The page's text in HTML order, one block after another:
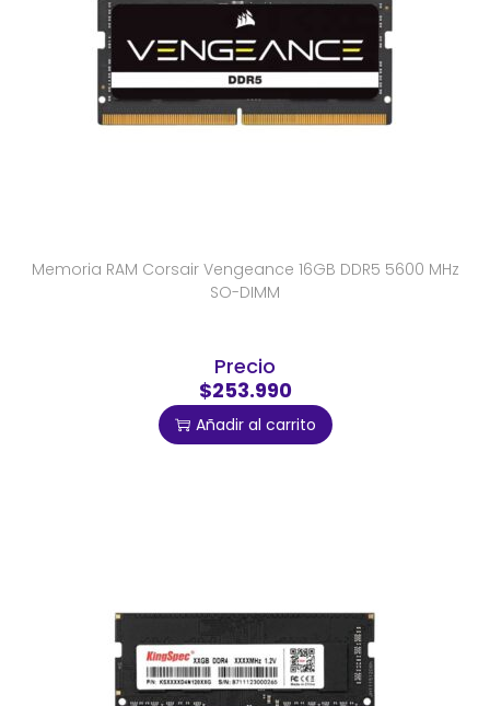
Memoria RAM Corsair Vengeance 16GB DDR5 5600 MHz
SO-DIMM
Precio
$253.990
Añadir al carrito